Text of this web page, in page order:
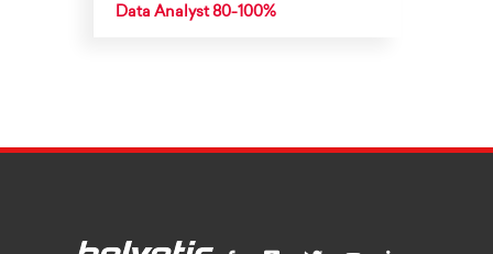
Data Analyst 80-100%